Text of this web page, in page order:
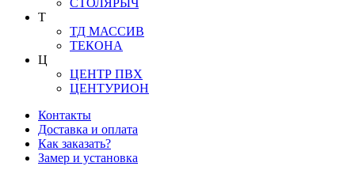
Т
ТД МАССИВ
ТЕКОНА
Ц
ЦЕНТР ПВХ
ЦЕНТУРИОН
Контакты
Доставка и оплата
Как заказать?
Замер и установка